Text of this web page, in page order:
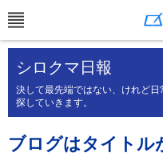
シロクマ日報
決して最先端ではない、けれど
探していきます。
ブログはタイトル